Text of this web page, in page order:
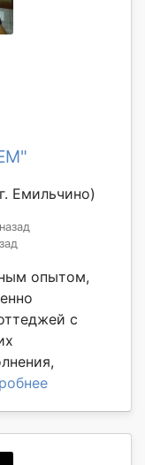
Емильчино)
опытом,
с